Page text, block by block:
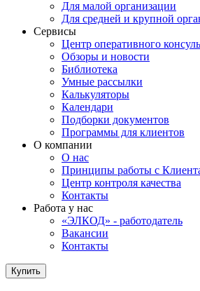
Для малой организации
Для средней и крупной
Сервисы
Центр оперативного
Обзоры и новости
Библиотека
Умные рассылки
Калькуляторы
Календари
Подборки документов
Программы для клиентов
О компании
О нас
Принципы работы с
Центр контроля качества
Контакты
Работа у нас
«ЭЛКОД» - работодатель
Вакансии
Контакты
Купить